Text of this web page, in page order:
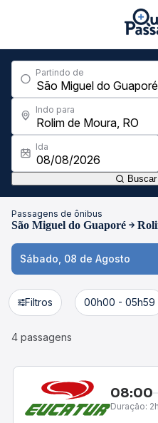
Partindo de
Indo para
Ida
Passagens de ônibus
São Miguel do Guaporé
Sábado, 08 de Agosto
Filtros 00h00 - 05h59
4 passagens
08:00
Duração: